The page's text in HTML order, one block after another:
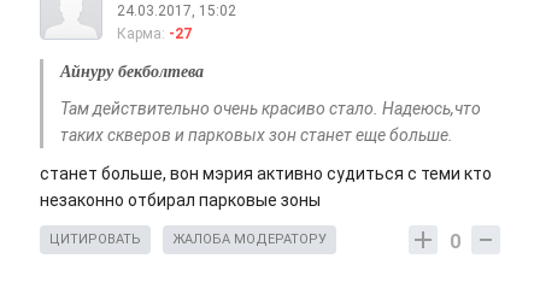
24.03.2017, 15:02
Карма: -27
Айнуру бекболтева
Там действительно очень красиво стало. Надеюсь,что
таких скверов и парковых зон станет еще больше.
станет больше, вон мэрия активно судиться с теми кто
незаконно отбирал парковые зоны
0
ЦИТИРОВАТЬ ЖАЛОБА МОДЕРАТОРУ